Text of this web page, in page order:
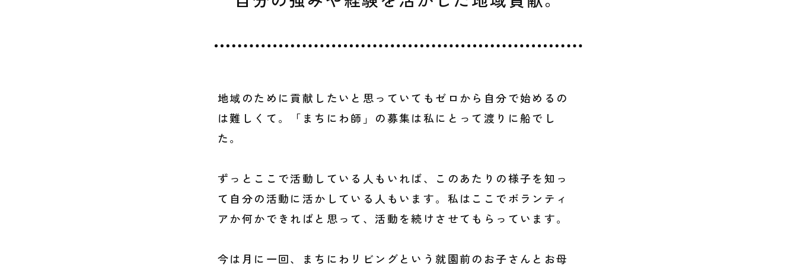
地域のために貢献したいと思っていてもゼロから自分で始めるの
は難しくて。「まちにわ師」の募集は私にとって渡りに船でし
た。
ずっとここで活動している人もいれば、このあたりの様子を知っ
て自分の活動に活かしている人もいます。私はここでボランティ
アか何かできればと思って、活動を続けさせてもらっています。
今は月に一回、まちにわリビングという就園前のお子さんとお母